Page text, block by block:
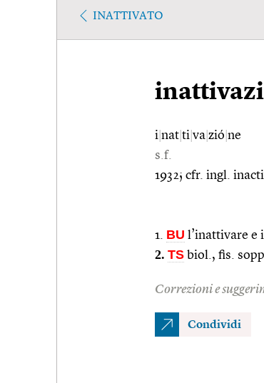
INATTIVATO
i nat ti va zió ne
s.f.
1932; cfr. ingl.
1. BU l’inattivare e
2. TS biol., fis.
Correzioni e
Condividi